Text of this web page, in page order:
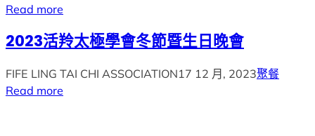
Read more
2023活羚太極學會冬節暨生日晚會
FIFE LING TAI CHI ASSOCIATION17 12 月, 2023聚餐
Read more